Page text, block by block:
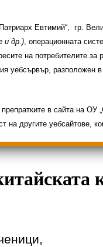
2025/2026
Евтимий“, гр.
и др.), операционната
на потребителите
уебсървър,
препратките в сайта на
на другите уебсайтове,